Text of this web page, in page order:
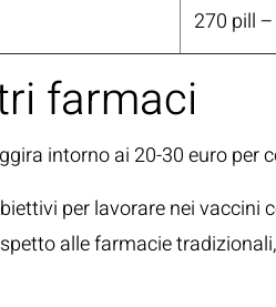
270 pill –
farmaci
intorno ai 20-30 euro per
per lavorare nei
alle farmacie